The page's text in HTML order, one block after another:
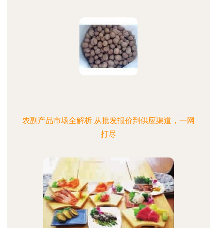
农副产品市场全解析 从批发报价到供应渠道，一网
打尽